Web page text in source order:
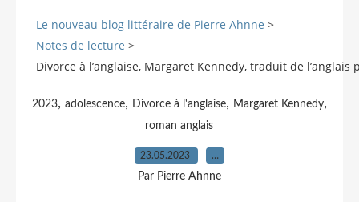
Le nouveau blog littéraire de Pierre Ahnne >
Notes de lecture >
Divorce à l’anglaise, Margaret Kennedy, traduit de
2023, adolescence, Divorce à l'anglaise, Margaret Kennedy,
roman anglais
23.05.2023 …
Par Pierre Ahnne